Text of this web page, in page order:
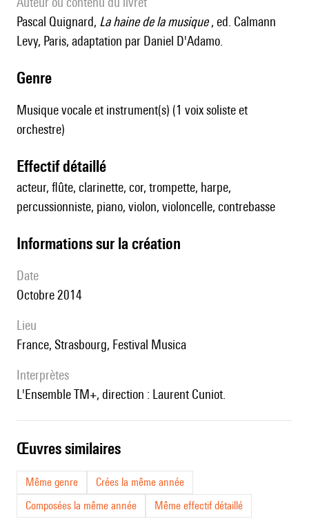
Pascal Quignard, La haine de la musique, ed. Calmann
Levy, Paris, adaptation par Daniel D'Adamo.
genre
Musique vocale et instrument(s) (1 voix soliste et
orchestre)
effectif détaillé
acteur, flûte, clarinette, cor, trompette, harpe,
percussionniste, piano, violon, violoncelle, contrebasse
informations sur la création
date
Octobre 2014
lieu
France, Strasbourg, Festival Musica
interprètes
l'Ensemble TM+, direction : Laurent Cuniot.
œuvres similaires
Même genre
Crées la même année
Composées la même année
Même effectif détaillé